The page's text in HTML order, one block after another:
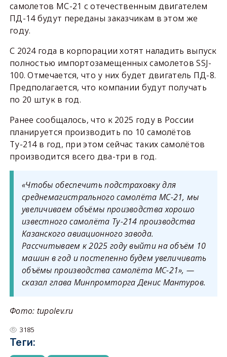
самолетов МС-21 с отечественным двигателем
ПД-14 будут переданы заказчикам в этом же
году.
С 2024 года в корпорации хотят наладить выпуск
полностью импортозамещенных самолетов SSJ-
100. Отмечается, что у них будет двигатель ПД-8.
Предполагается, что компании будут получать
по 20 штук в год.
Ранее сообщалось, что к 2025 году в России
планируется производить по 10 самолётов
Ту-214 в год, при этом сейчас таких самолётов
производится всего два-три в год.
«Чтобы обеспечить подстраховку для
среднемагистрального самолёта МС-21, мы
увеличиваем объёмы производства хорошо
известного самолёта Ту-214 производства
Казанского авиационного завода.
Рассчитываем к 2025 году выйти на объём 10
машин в год и постепенно будем увеличивать
объёмы производства самолёта МС-21», —
сказал глава Минпромторга Денис Мантуров.
Фото: tupolev.ru
3185
Теги: